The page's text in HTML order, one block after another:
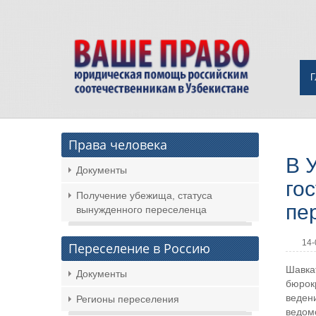
В
Права человека
Документы
Получение убежища, статуса
вынужденного переселенца
Переселение в Россию
Документы
Регионы переселения